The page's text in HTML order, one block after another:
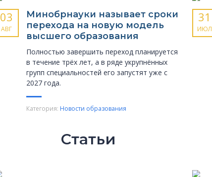
03
АВГ
Минобрнауки называет сроки
перехода на новую модель
высшего образования
Полностью завершить переход планируется
в течение трёх лет, а в ряде укрупнённых
групп специальностей его запустят уже с
2027 года.
Категория: Новости образования
31
ИЮЛ
Статьи